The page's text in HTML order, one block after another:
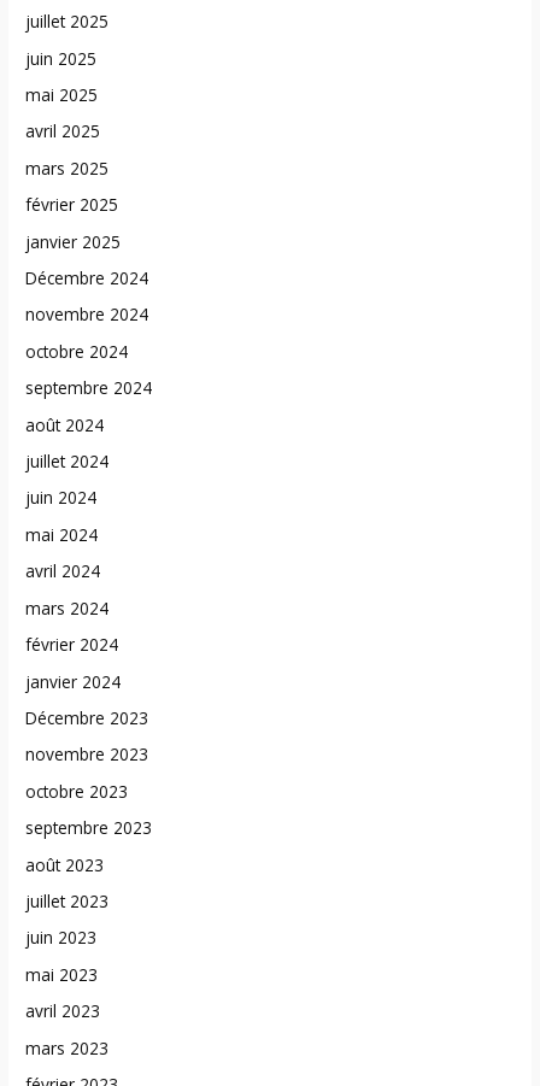
juillet 2025
juin 2025
mai 2025
avril 2025
mars 2025
février 2025
janvier 2025
Décembre 2024
novembre 2024
octobre 2024
septembre 2024
août 2024
juillet 2024
juin 2024
mai 2024
avril 2024
mars 2024
février 2024
janvier 2024
Décembre 2023
novembre 2023
octobre 2023
septembre 2023
août 2023
juillet 2023
juin 2023
mai 2023
avril 2023
mars 2023